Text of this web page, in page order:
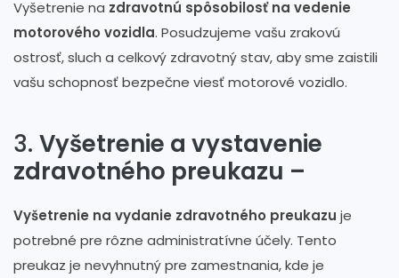
Vyšetrenie na zdravotnú spôsobilosť na vedenie
motorového vozidla. Posudzujeme vašu zrakovú
ostrosť, sluch a celkový zdravotný stav, aby sme zaistili
vašu schopnosť bezpečne viesť motorové vozidlo.
3. Vyšetrenie a vystavenie
zdravotného preukazu –
Vyšetrenie na vydanie zdravotného preukazu je
potrebné pre rôzne administratívne účely. Tento
preukaz je nevyhnutný pre zamestnania, kde je